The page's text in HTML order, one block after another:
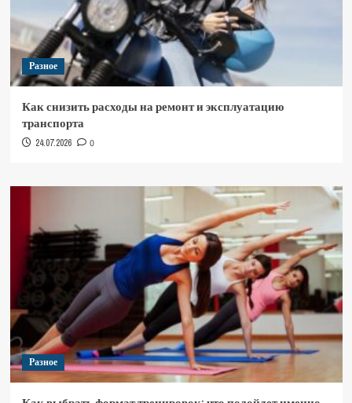
Разное
Как снизить расходы на ремонт и эксплуатацию
транспорта
24.07.2026 0
Разное